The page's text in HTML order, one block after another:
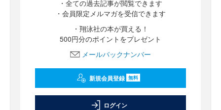
・全ての過去記事が閲覧できます
・会員限定メルマガを受信できます
・翔泳社の本が買える！
500円分のポイントをプレゼント
メールバックナンバー
新規会員登録 無料
ログイン